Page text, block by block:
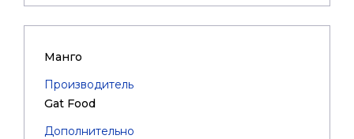
Манго
Производитель
Gat Food
Дополнительно